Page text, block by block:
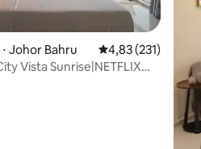
de 5, 125 avaliações
Johor Bahru 4,83 de uma
4,83 (231)
Vista Sunrise|NETFLIX